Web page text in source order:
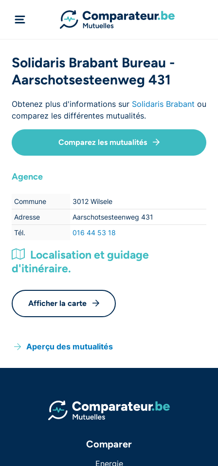
Solidaris Brabant Bureau -
Aarschotsesteenweg 431
Obtenez plus d'informations sur Solidaris Brabant ou
comparez les différentes mutualités.
Comparez les mutualités
Agence
Commune
3012 Wilsele
Adresse
Aarschotsesteenweg 431
Tél.
016 44 53 18
Localisation et guidage
d'itinéraire.
Afficher la carte
Aperçu des mutualités
Comparer
Energie